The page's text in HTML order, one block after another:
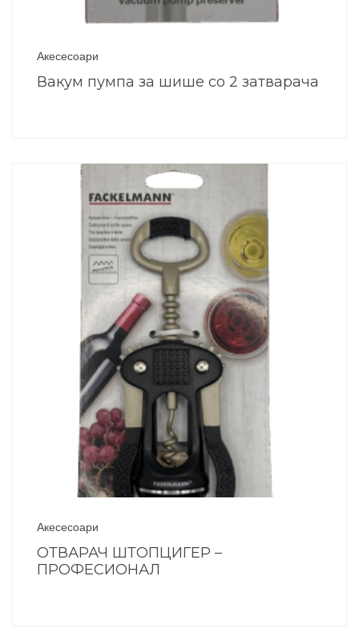
Акесесоари
Вакум пумпа за шише со 2 затварача
Акесесоари
ОТВАРАЧ ШТОПЦИГЕР –
ПРОФЕСИОНАЛ